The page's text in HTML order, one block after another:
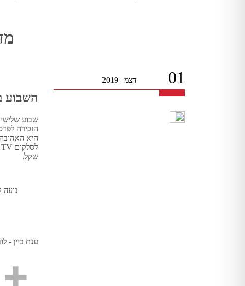
01 דצמ |
2019
השבוע
שבוע
שקל.
נועה
ענת ביין -